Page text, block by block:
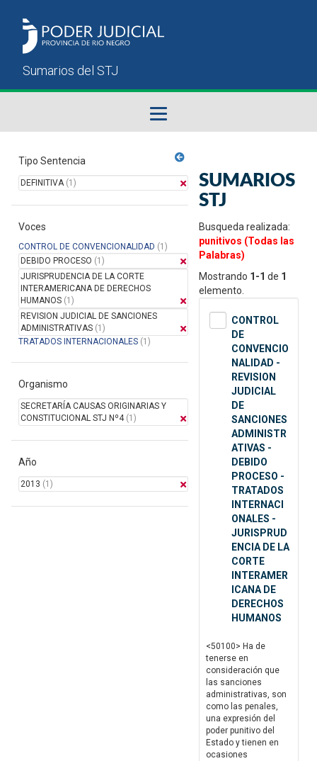
Sumarios del STJ
Manual del Usuario
Tipo Sentencia
DEFINITIVA(1)
Voces
CONTROL DE CONVENCIONALIDAD (1)
DEBIDO PROCESO (1)
JURISPRUDENCIA DE LA CORTE
INTERAMERICANA DE DERECHOS
HUMANOS (1)
REVISION JUDICIAL DE SANCIONES
ADMINISTRATIVAS (1)
TRATADOS INTERNACIONALES (1)
Organismo
SECRETARÍA CAUSAS ORIGINARIAS Y
CONSTITUCIONAL STJ Nº4(1)
Año
2013 (1)
SUMARIOS
STJ
Busqueda realizada:
punitivos (Todas las
Palabras)
Mostrando 1-1 de 1
elemento.
CONTROL
DE
CONVENCIO
NALIDAD -
REVISION
JUDICIAL
DE
SANCIONES
ADMINISTR
ATIVAS -
DEBIDO
PROCESO -
TRATADOS
INTERNACI
ONALES -
JURISPRUD
ENCIA DE LA
CORTE
INTERAMER
ICANA DE
DERECHOS
HUMANOS
<50100> Ha de
tenerse en
consideración que
las sanciones
administrativas, son
como las penales,
una expresión del
poder punitivo del
Estado y tienen en
ocasiones